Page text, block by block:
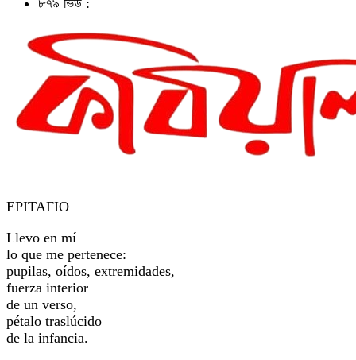
৮৭৯ ভিউ :
EPITAFIO
Llevo en mí
lo que me pertenece:
pupilas, oídos, extremidades,
fuerza interior
de un verso,
pétalo traslúcido
de la infancia.